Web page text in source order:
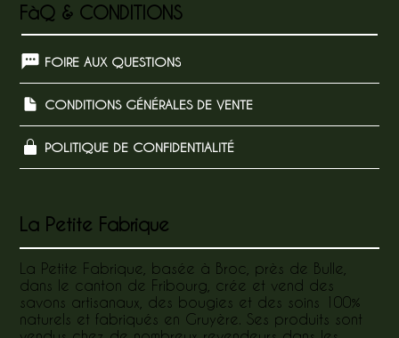
La Petite Fabrique
La Petite Fabrique, basée à Broc, près de Bulle,
dans le canton de Fribourg, crée et vend des
savons artisanaux, des bougies et des soins 100%
naturels et fabriqués en Gruyère. Ses produits sont
FàQ & CONDITIONS
FOIRE AUX QUESTIONS
POLITIQUE DE CONFIDENTIALITÉ
CONDITIONS GÉNÉRALES DE VENTE